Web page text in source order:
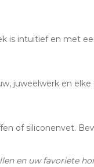
is intuïtief en met
juweelwerk en
of siliconenvet.
en uw favoriete